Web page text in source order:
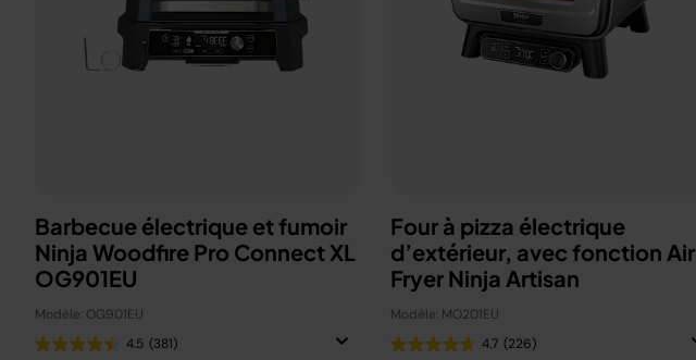
Barbecue électrique et fumoir
Ninja Woodfire Pro Connect XL
OG901EU
Modèle: OG901EU
4.5 (381)
Four à pizza électrique
d’extérieur, avec fonction Air
Fryer Ninja Artisan
Modèle: MO201EU
4.7 (226)